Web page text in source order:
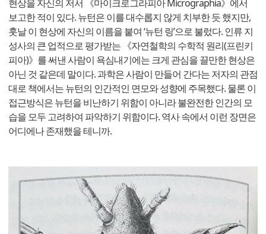
현상을 자신의 저서 《마이크로그라피아 Micrographia》에서
보고한 적이 있다. 뉴턴은 이를 대수롭지 않게 치부한 듯 했지만,
훗날 이 현상에 자신의 이름을 붙여 ‘뉴턴 링’으로 불렀다. 인류 지
성사의 큰 업적으로 평가받는 《자연철학의 수학적 원리(프린키
피아)》를 써낸 사람이 욕심내기에는 크게 관심을 끌만한 현상은
아닌 것 같은데 말이다. 과학은 사람이 만들어 간다는 저자의 관점
대로 책에서는 뉴턴의 인간적인 면모와 성향에 주목했다. 물론 이
접근방식은 뉴턴을 비난하기 위함이 아니라 불완전한 인간의 모
습을 모두 고려하여 파악하기 위함이다. 역사 속에서 이런 장면은
어디에나 존재했을 테니까.